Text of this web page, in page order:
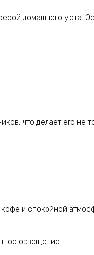
домашнего уюта.
что делает его не
и спокойной
освещение.